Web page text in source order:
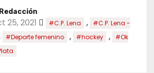
Redacción
25, 2021 #C.P. Lena ,
#C.P. Lena -
#Deporte femenino , #hockey ,
#Ok